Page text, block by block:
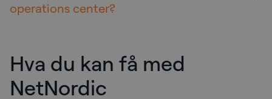
operations center?
Hva du kan få med
NetNordic